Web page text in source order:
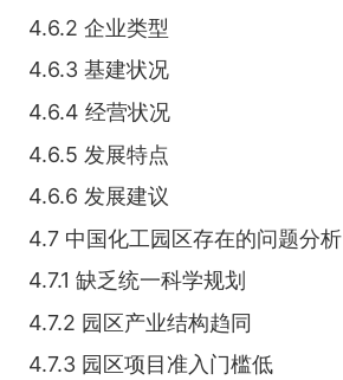
4.6.2 企业类型
4.6.3 基建状况
4.6.4 经营状况
4.6.5 发展特点
4.6.6 发展建议
4.7 中国化工园区存在的问题分析
4.7.1 缺乏统一科学规划
4.7.2 园区产业结构趋同
4.7.3 园区项目准入门槛低